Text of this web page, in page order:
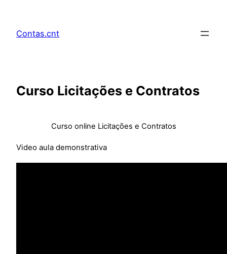
Contas.cnt
Curso Licitações e Contratos
Curso online Licitações e Contratos
Video aula demonstrativa